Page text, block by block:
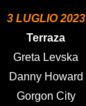
3 LUGLIO 2023
Terraza
Greta Levska
Danny Howard
Gorgon City